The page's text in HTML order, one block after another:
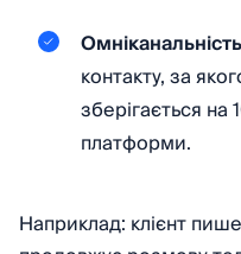
Омніканальність
контакту, за
зберігається на
платформи.
Наприклад: клієнт